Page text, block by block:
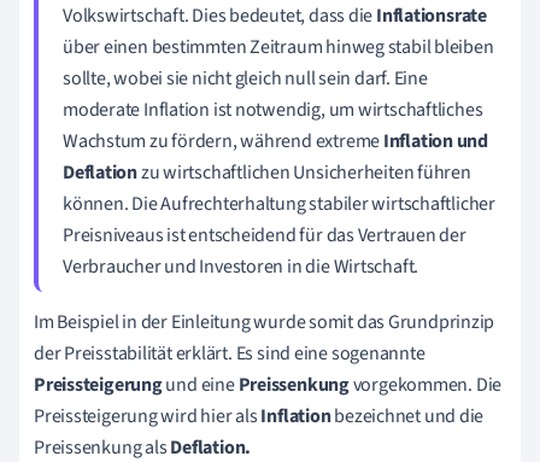
Volkswirtschaft. Dies bedeutet, dass dieInflationsrate
über einen bestimmten Zeitraum hinweg stabil bleiben
sollte, wobei sie nicht gleich null sein darf. Eine
moderate Inflation ist notwendig, um wirtschaftliches
Wachstum zu fördern, während extremeInflation und
Deflationzu wirtschaftlichen Unsicherheiten führen
können. Die Aufrechterhaltung stabiler wirtschaftlicher
Preisniveaus ist entscheidend für das Vertrauen der
Verbraucher und Investoren in die Wirtschaft.
Im Beispiel in der Einleitung wurde somit das Grundprinzip
der Preisstabilität erklärt. Es sind eine sogenannte
Preissteigerungund einePreissenkungvorgekommen. Die
Preissteigerung wird hier alsInflationbezeichnet und die
Preissenkung alsDeflation.